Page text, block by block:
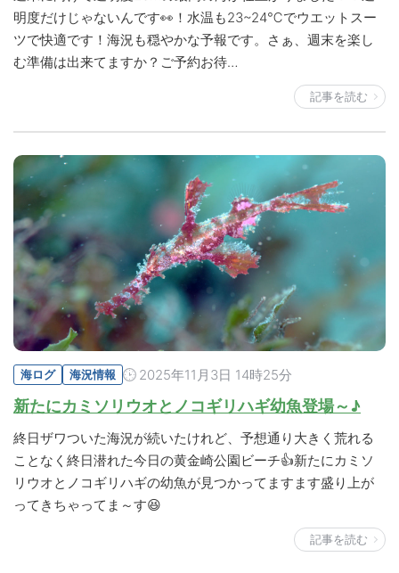
明度だけじゃないんです👀！水温も23~24℃でウエットスー
ツで快適です！海況も穏やかな予報です。さぁ、週末を楽し
む準備は出来てますか？ご予約お待…
記事を読む
海ログ 海況情報 2025年11月3日 14時25分
新たにカミソリウオとノコギリハギ幼魚登場～♪
終日ザワついた海況が続いたけれど、予想通り大きく荒れる
ことなく終日潜れた今日の黄金崎公園ビーチ👍新たにカミソ
リウオとノコギリハギの幼魚が見つかってますます盛り上が
ってきちゃってま～す😆
記事を読む